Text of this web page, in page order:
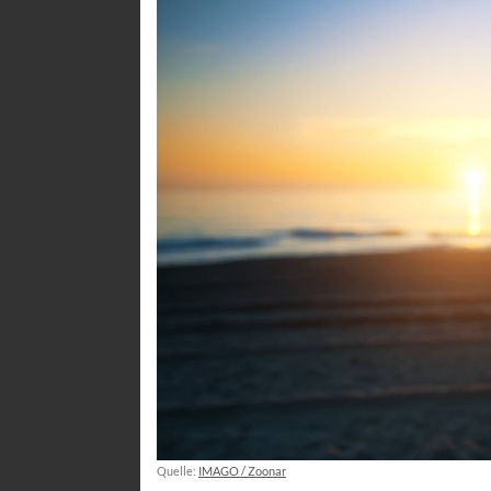
Quelle: IMAGO / Zoonar